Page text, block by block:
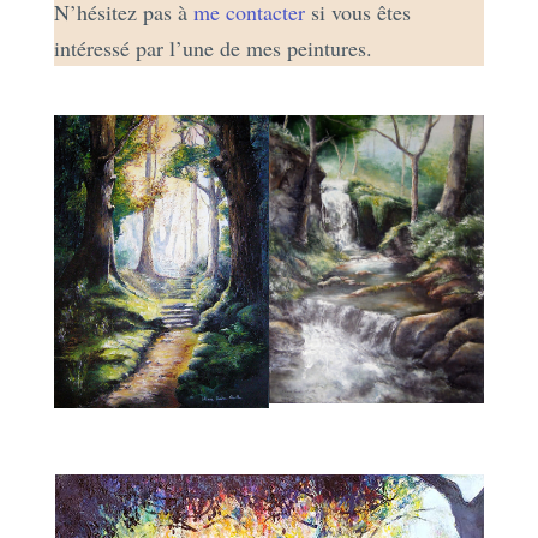
N’hésitez pas àme contacter si vous êtes
intéressé par l’une de mes peintures.